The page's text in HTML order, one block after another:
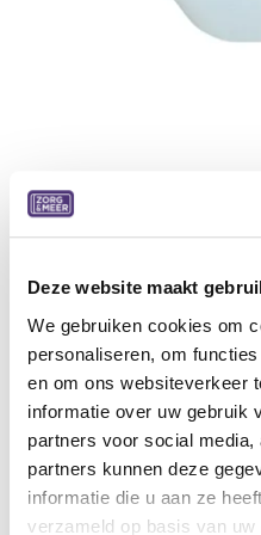
Deze website maakt
We gebruiken cookies om
personaliseren, om
en om ons websiteverkeer
informatie over uw gebruik
partners voor social
partners kunnen deze
informatie die u aan ze
verzameld op basis van
afsluitdop
Deze melkwitte urinefles
een handig handvat.
voor in bed. Niet
3,69€
Aan